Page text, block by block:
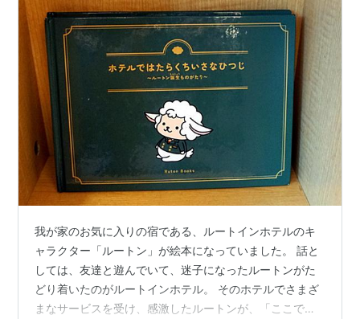
我が家のお気に入りの宿である、ルートインホテルのキ
ャラクター「ルートン」が絵本になっていました。 話と
しては、友達と遊んでいて、迷子になったルートンがた
どり着いたのがルートインホテル。 そのホテルでさまざ
まなサービスを受け、感激したルートンが、「ここで働